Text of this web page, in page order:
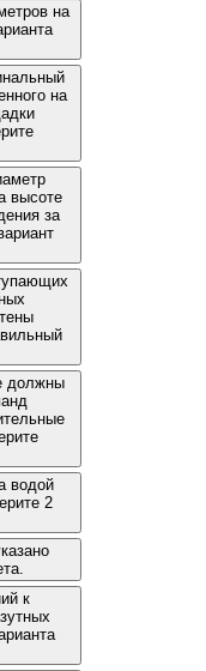
на
на
высоте
за
должны
водой
2
к